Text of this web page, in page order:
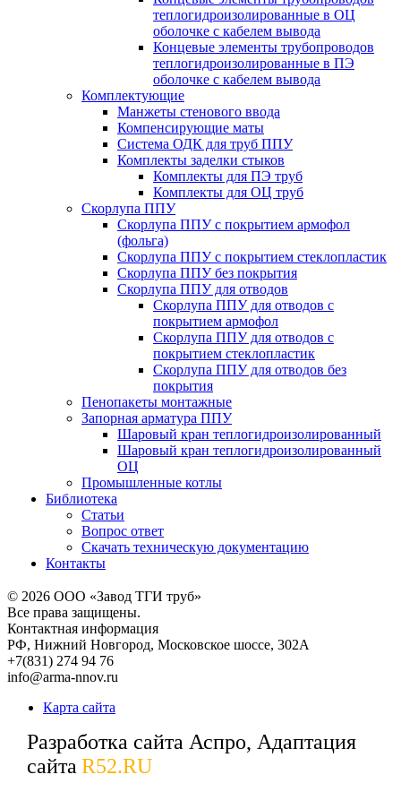
теплогидроизолированные в ОЦ
оболочке с кабелем вывода
Концевые элементы трубопроводов
теплогидроизолированные в ПЭ
оболочке с кабелем вывода
Комплектующие
Манжеты стенового ввода
Компенсирующие маты
Система ОДК для труб ППУ
Комплекты заделки стыков
Комплекты для ПЭ труб
Комплекты для ОЦ труб
Скорлупа ППУ
Скорлупа ППУ с покрытием армофол
(фольга)
Скорлупа ППУ с покрытием стеклопластик
Скорлупа ППУ без покрытия
Скорлупа ППУ для отводов
Скорлупа ППУ для отводов с
покрытием армофол
Скорлупа ППУ для отводов с
покрытием стеклопластик
Скорлупа ППУ для отводов без
покрытия
Пенопакеты монтажные
Запорная арматура ППУ
Шаровый кран теплогидроизолированный
Шаровый кран теплогидроизолированный
ОЦ
Промышленные котлы
Библиотека
Статьи
Вопрос ответ
Скачать техническую документацию
Контакты
© 2026 ООО «Завод ТГИ труб»
Все права защищены.
Контактная информация
РФ, Нижний Новгород, Московское шоссе, 302А
+7(831) 274 94 76
info@arma-nnov.ru
Карта сайта
Разработка сайта Аспро, Адаптация
сайта R52.RU